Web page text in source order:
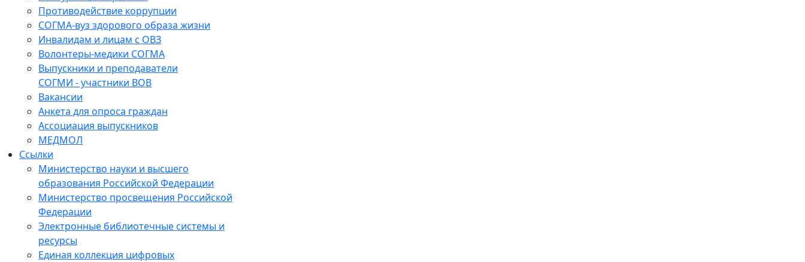
Противодействие коррупции
СОГМА-вуз здорового образа жизни
Инвалидам и лицам с ОВЗ
Волонтеры-медики СОГМА
Выпускники и преподаватели
СОГМИ - участники ВОВ
Вакансии
Анкета для опроса граждан
Ассоциация выпускников
МЕДМОЛ
Ссылки
Министерство науки и высшего
образования Российской Федерации
Министерство просвещения Российской
Федерации
Электронные библиотечные системы и
ресурсы
Единая коллекция цифровых